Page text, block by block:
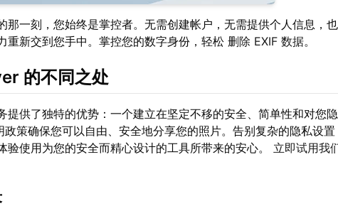
一刻，您始终是掌控者。无需创建帐户，无需提供个人信息，
重新交到您手中。掌控您的数字身份，轻松 删除 EXIF 数据。
的不同之处
供了独特的优势：一个建立在坚定不移的安全、简单性和对您
策确保您可以自由、安全地分享您的照片。告别复杂的隐私设
使用为您的安全而精心设计的工具所带来的安心。 立即试用我